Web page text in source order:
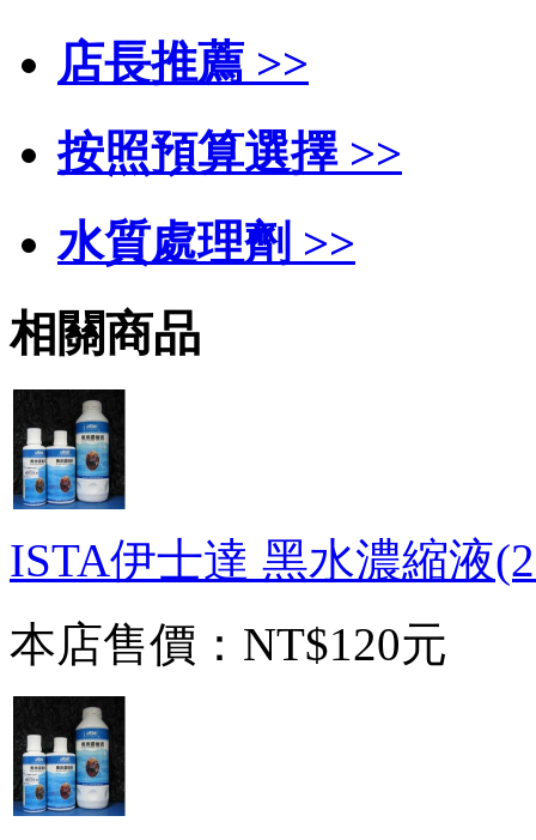
店長推薦 >>
按照預算選擇 >>
水質處理劑 >>
相關商品
ISTA伊士達 黑水濃縮液
本店售價： NT$120元